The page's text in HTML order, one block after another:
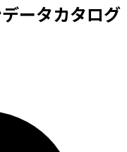
ータカタログ